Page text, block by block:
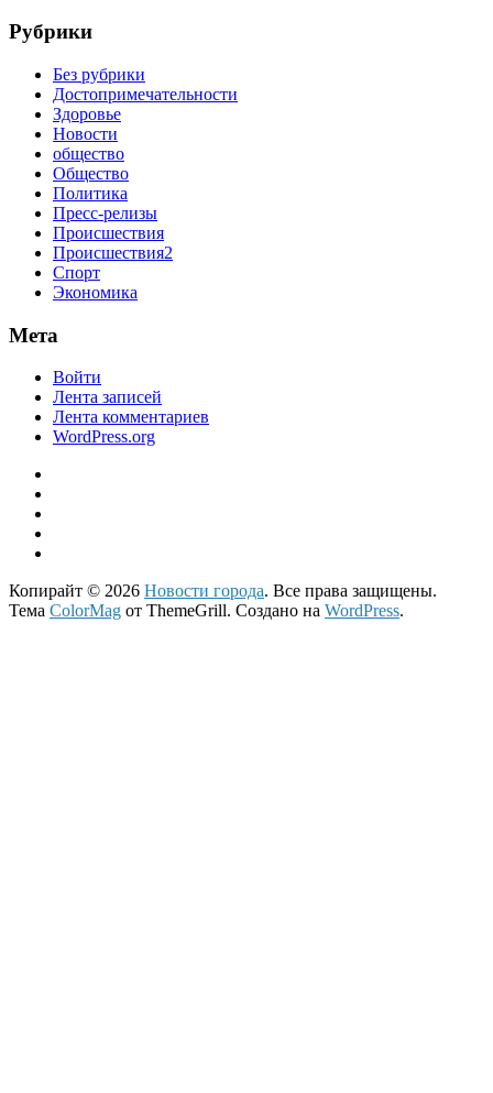
Рубрики
Без рубрики
Достопримечательности
Здоровье
Новости
общество
Общество
Политика
Пресс-релизы
Происшествия
Происшествия2
Спорт
Экономика
Мета
Войти
Лента записей
Лента комментариев
WordPress.org
Копирайт © 2026 Новости города. Все права защищены.
Тема ColorMag от ThemeGrill. Создано на WordPress.